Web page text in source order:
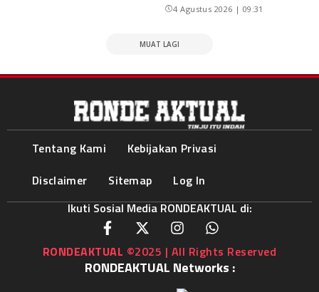
4 Agustus 2026 | 09:31
MUAT LAGI
Tentang Kami
Kebijakan Privasi
Disclaimer
Sitemap
Log In
Ikuti Sosial Media RONDEAKTUAL di:
RONDEAKTUAL ©2025 | All Rights Reserved
RONDEAKTUAL Networks :